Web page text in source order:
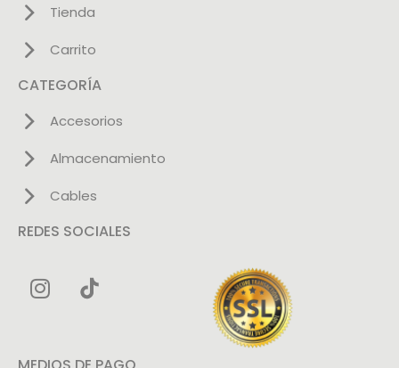
Tienda
Carrito
CATEGORÍA
Accesorios
Almacenamiento
Cables
REDES SOCIALES